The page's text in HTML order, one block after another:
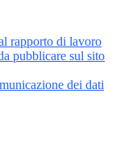
rapporto di lavoro
pubblicare sul sito
dei dati